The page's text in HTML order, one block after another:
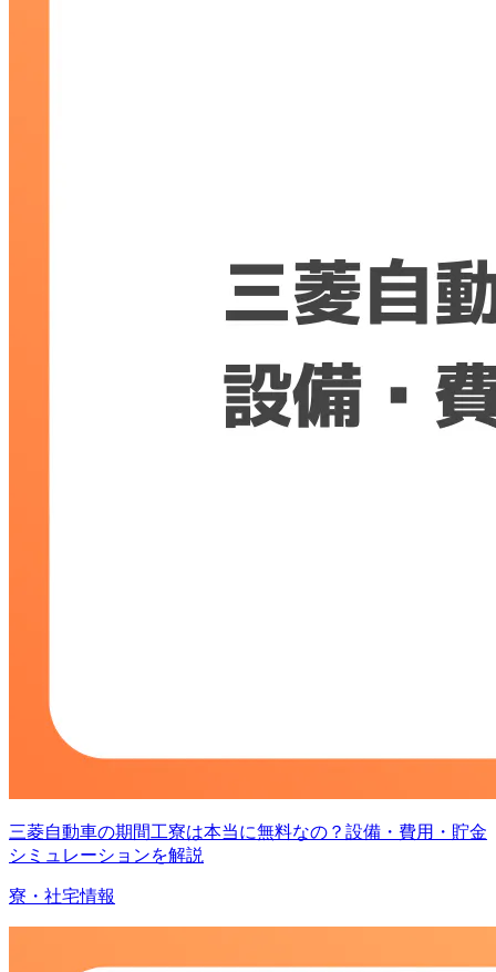
三菱自動車の期間工寮は本当に無料なの？設備・費用・貯金
シミュレーションを解説
寮・社宅情報